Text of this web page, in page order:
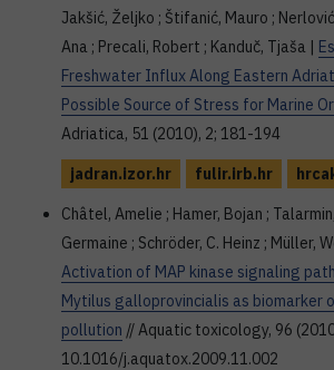
Jakšić, Željko ; Štifanić, Mauro ;
Ana ; Precali, Robert ; Kanduč, Tjaša |
Freshwater Influx Along Eastern
Possible Source of Stress for Marine
Adriatica, 51 (2010), 2; 181-194
jadran.izor.hr
fulir.irb.hr
Châtel, Amelie ; Hamer, Bojan ;
Germaine ; Schröder, C. Heinz ; Müller,
Activation of MAP kinase signaling
Mytilus galloprovincialis as biomarker
pollution // Aquatic toxicology, 96
10.1016/j.aquatox.2009.11.002